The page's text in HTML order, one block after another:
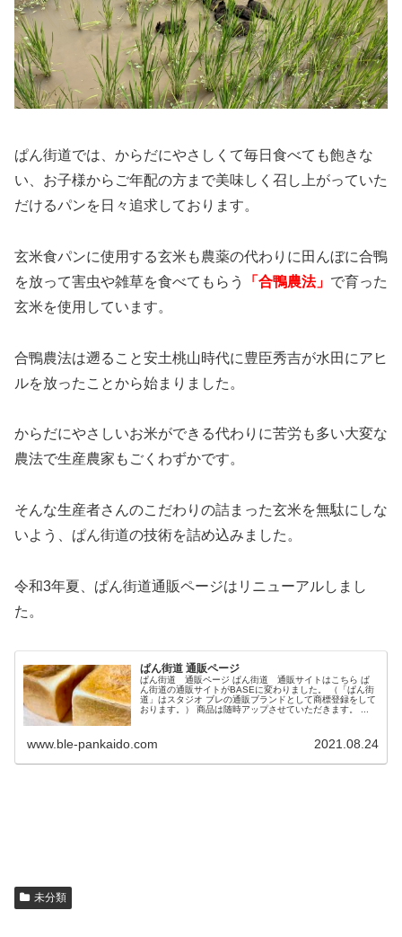
ぱん街道では、からだにやさしくて毎日食べても飽きな
い、お子様からご年配の方まで美味しく召し上がっていた
だけるパンを日々追求しております。
玄米食パンに使用する玄米も農薬の代わりに田んぼに合鴨
を放って害虫や雑草を食べてもらう
「合鴨農法」 で育った
玄米を使用しています。
合鴨農法は遡ること安土桃山時代に豊臣秀吉が水田にアヒ
ルを放ったことから始まりました。
からだにやさしいお米ができる代わりに苦労も多い大変な
農法で生産農家もごくわずかです。
そんな生産者さんのこだわりの詰まった玄米を無駄にしな
いよう、ぱん街道の技術を詰め込みました。
令和3年夏、ぱん街道通販ページはリニューアルしまし
た。
ぱん街道 通販ページ
ぱん街道 通販ページ ぱん街道 通販サイトはこちら ぱ
ん街道の通販サイトがBASEに変わりました。 （「ぱん街
道」はスタジオ ブレの通販ブランドとして商標登録をして
おります。） 商品は随時アップさせていただきます。 ...
www.ble-pankaido.com 2021.08.24
未分類